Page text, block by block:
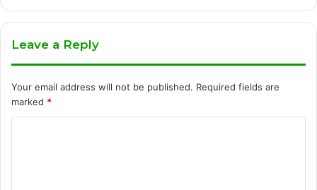
Leave a Reply
Your email address will not be published. Required fields are
marked *